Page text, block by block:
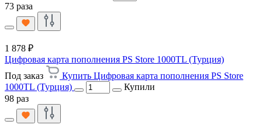
73 раза
1 878 ₽
Цифровая карта пополнения PS Store 1000TL (Турция)
Под заказ
Купить Цифровая карта пополнения PS Store
1000TL (Турция)
Купили
98 раз